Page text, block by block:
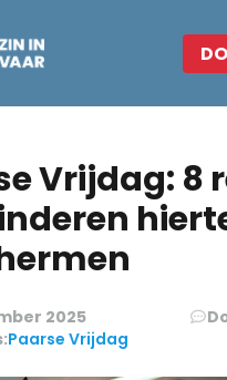
Vrijdag: 8
2025
Paarse Vrijdag